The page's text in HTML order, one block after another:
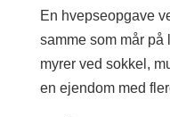
En hvepseopgave
samme som mår
myrer ved sokkel,
en ejendom med